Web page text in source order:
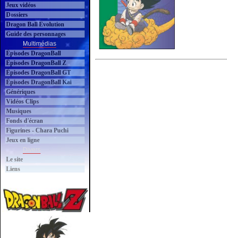
Jeux vidéos
Dossiers
Dragon Ball Evolution
Guide des personnages
Multimédias
Épisodes DragonBall
Épisodes DragonBall Z
Épisodes DragonBall GT
Épisodes DragonBall Kai
Génériques
Vidéos Clips
Musiques
Fonds d'écran
Figurines - Chara Puchi
Jeux en ligne
Le site
Liens